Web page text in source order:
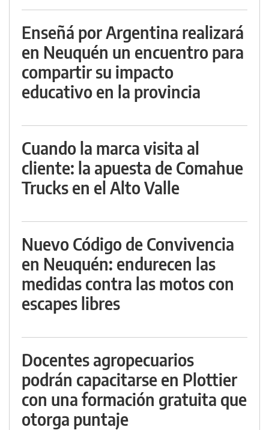
Enseñá por Argentina realizará
en Neuquén un encuentro para
compartir su impacto
educativo en la provincia
Cuando la marca visita al
cliente: la apuesta de Comahue
Trucks en el Alto Valle
Nuevo Código de Convivencia
en Neuquén: endurecen las
medidas contra las motos con
escapes libres
Docentes agropecuarios
podrán capacitarse en Plottier
con una formación gratuita que
otorga puntaje